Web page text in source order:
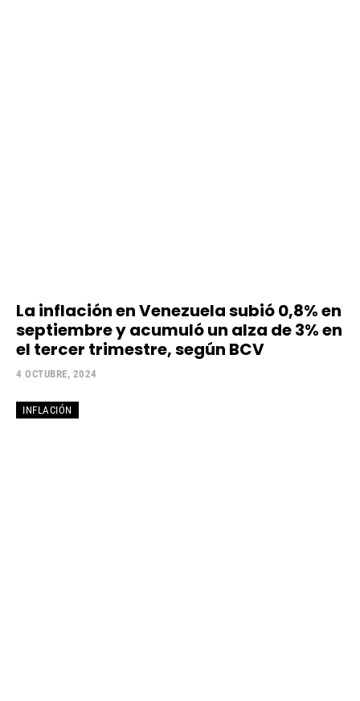
La inflación en Venezuela subió 0,8% en
septiembre y acumuló un alza de 3% en
el tercer trimestre, según BCV
4 OCTUBRE, 2024
INFLACIÓN